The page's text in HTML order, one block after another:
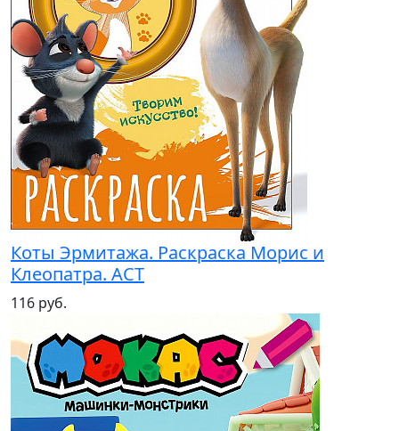
Коты Эрмитажа. Раскраска Морис и
Клеопатра. АСТ
116 руб.